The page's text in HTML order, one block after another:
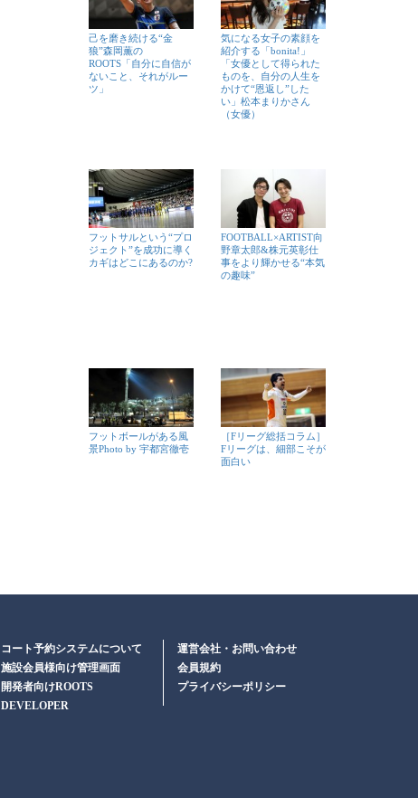
己を磨き続ける“金
狼”森岡薫の
ROOTS「自分に自信が
ないこと、それがルー
ツ」
気になる女子の素顔を
紹介する「bonita!」
「女優として得られた
ものを、自分の人生を
かけて“恩返し”した
い」松本まりかさん
（女優）
フットサルという“プロ
ジェクト”を成功に導く
カギはどこにあるのか?
FOOTBALL×ARTIST向
野章太郎&株元英彰仕
事をより輝かせる“本気
の趣味”
フットボールがある風
景Photo by 宇都宮徹壱
［Fリーグ総括コラム］
Fリーグは、細部こそが
面白い
コート予約システムについて
施設会員様向け管理画面
開発者向けROOTS
DEVELOPER
運営会社・お問い合わせ
会員規約
プライバシーポリシー